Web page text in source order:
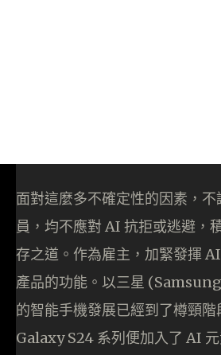
面對這麼多不確定性的因素，
員，均不應對 AI 抗拒或逃避，
存之道。作為雇主，加緊發揮
產品的功能。以三星
的智能手機發展已經到了樽頸階
Galaxy S24 系列便加入了 AI